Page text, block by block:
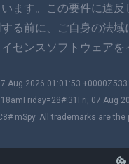
ます。この要件に違
る前に、ご自身の法
センスソフトウェア
Aug 2026 01:01:53
07 Aug
mSpy. All trademarks are